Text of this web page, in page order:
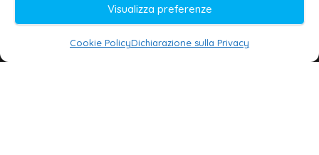
Visualizza preferenze
Cookie PolicyDichiarazione sulla Privacy
Editore e direttore responsabile:
Daniele G. Masciullo